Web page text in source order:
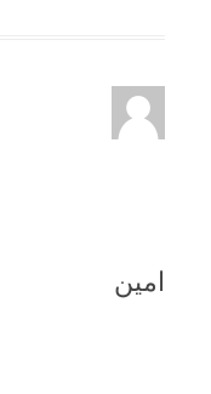
امین